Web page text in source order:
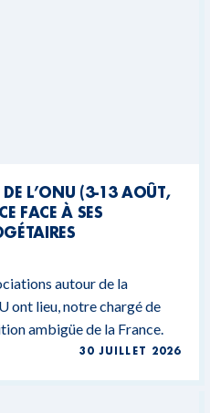
L’ONU (3-13 AOÛT,
FACE À SES
autour de la
ont lieu, notre chargé de
ambigüe de la France.
30 JUILLET 2026